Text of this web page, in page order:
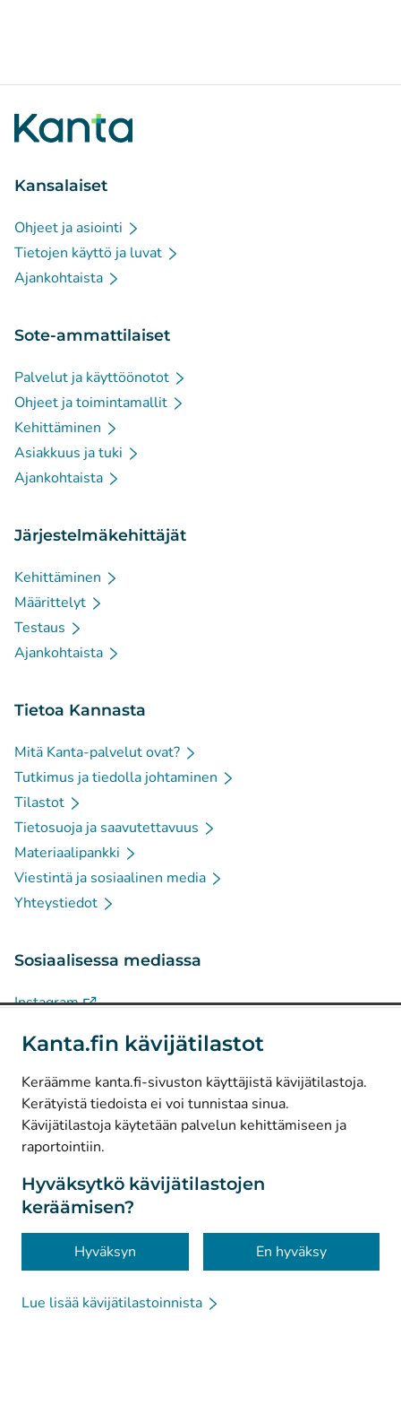
Kanta.fin kävijätilastot
Keräämme kanta.fi-sivuston käyttäjistä kävijätilastoja.
Kerätyistä tiedoista ei voi tunnistaa sinua.
Kävijätilastoja käytetään palvelun kehittämiseen ja
raportointiin.
Hyväksytkö kävijätilastojen
keräämisen?
Hyväksyn En hyväksy
Lue lisää kävijätilastoinnista
Kansalaiset
Ohjeet ja asiointi
Tietojen käyttö ja luvat
Ajankohtaista
Sote-ammattilaiset
Palvelut ja käyttöönotot
Ohjeet ja toimintamallit
Kehittäminen
Asiakkuus ja tuki
Ajankohtaista
Järjestelmäkehittäjät
Kehittäminen
Määrittelyt
Testaus
Ajankohtaista
Tietoa Kannasta
Mitä Kanta-palvelut ovat?
Tutkimus ja tiedolla johtaminen
Tilastot
Tietosuoja ja saavutettavuus
Materiaalipankki
Viestintä ja sosiaalinen media
Yhteystiedot
Sosiaalisessa mediassa
Instagram(Avautuu uuteen välilehteen)
Facebook(Avautuu uuteen välilehteen)
© Kanta-Palvelut, Kansaneläkelaitos
Tietosuoja
Tietoa sivustosta
Saavutettavuus
Evästeet